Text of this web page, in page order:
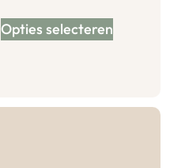
Opties selecteren